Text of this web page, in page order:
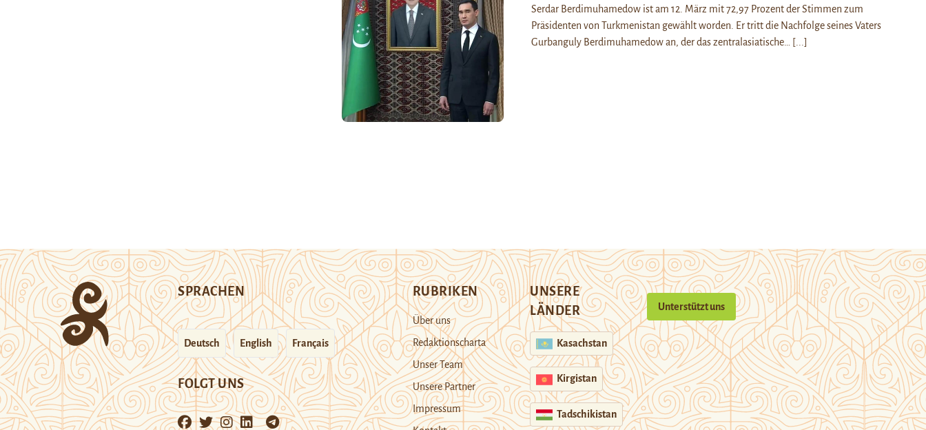
Serdar Berdimuhamedow ist am 12. März mit 72,97 Prozent der Stimmen zum
Präsidenten von Turkmenistan gewählt worden. Er tritt die Nachfolge seines Vaters
Gurbanguly Berdimuhamedow an, der das zentralasiatische…
[...]
SPRACHEN
Deutsch English Français
FOLGT UNS
RUBRIKEN
Über uns
Redaktionscharta
Unser Team
Unsere Partner
Impressum
UNSERE
LÄNDER
Kasachstan
Kirgistan
Tadschikistan
Unterstützt uns